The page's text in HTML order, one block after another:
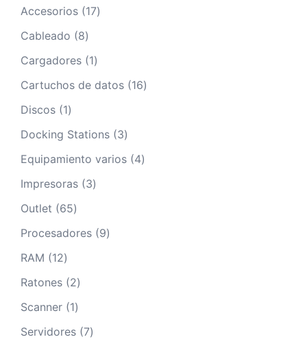
Accesorios 1717
Cableado 88
productos
Cargadores 11
producto
Cartuchos de datos 1616
Discos 11
producto
Docking Stations 33
productos
Equipamiento varios 44
Impresoras 33
Outlet 6565
productos
Procesadores 99
RAM 1212
productos
Ratones 22
productos
Scanner 11
producto
Servidores 77